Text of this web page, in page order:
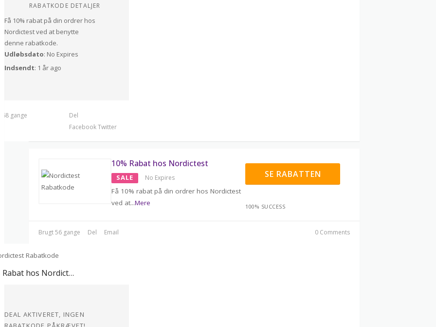
RABATKODE DETALJER
Få 10% rabat på din ordrer hos
Nordictest ved at benytte
denne rabatkode.
Udløbsdato: No Expires
Indsendt: 1 år ago
gange
Del
FacebookTwitter
10% Rabat hos Nordictest
SALE No Expires
Få 10% rabat på din ordrer hos Nordictest
ved at...Mere
SE RABATTEN
100% SUCCESS
Brugt 56 gange Del Email 0 Comments
10% Rabat hos Nordictest
DEAL AKTIVERET, INGEN